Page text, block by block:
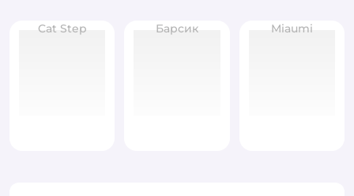
Cat Step Барсик Miaumi